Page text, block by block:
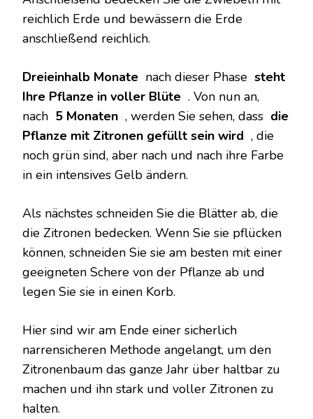
reichlich Erde und bewässern die Erde
anschließend reichlich.
Dreieinhalb Monate nach dieser Phase steht
Ihre Pflanze in voller Blüte . Von nun an,
nach 5 Monaten , werden Sie sehen, dass die
Pflanze mit Zitronen gefüllt sein wird , die
noch grün sind, aber nach und nach ihre Farbe
in ein intensives Gelb ändern.
Als nächstes schneiden Sie die Blätter ab, die
die Zitronen bedecken. Wenn Sie sie pflücken
können, schneiden Sie sie am besten mit einer
geeigneten Schere von der Pflanze ab und
legen Sie sie in einen Korb.
Hier sind wir am Ende einer sicherlich
narrensicheren Methode angelangt, um den
Zitronenbaum das ganze Jahr über haltbar zu
machen und ihn stark und voller Zitronen zu
halten.